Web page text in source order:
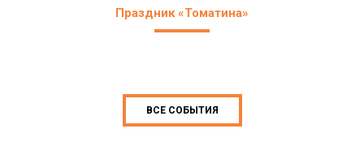
Праздник «Томатина»
ВСЕ СОБЫТИЯ